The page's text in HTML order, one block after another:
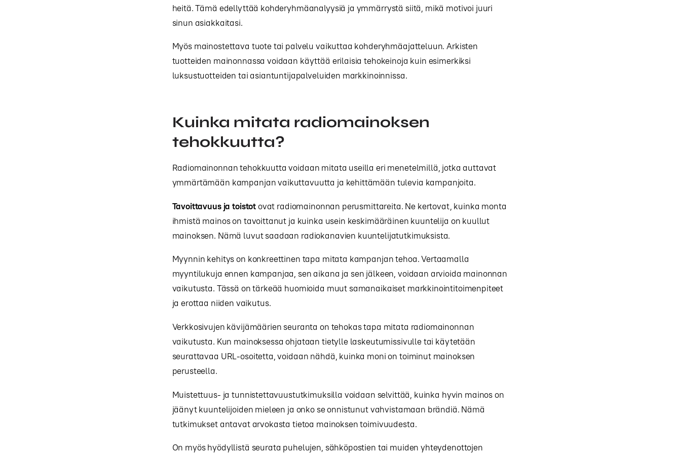
heitä. Tämä edellyttää kohderyhmäanalyysiä ja ymmärrystä siitä, mikä motivoi juuri
sinun asiakkaitasi.
Myös mainostettava tuote tai palvelu vaikuttaa kohderyhmäajatteluun. Arkisten
tuotteiden mainonnassa voidaan käyttää erilaisia tehokeinoja kuin esimerkiksi
luksustuotteiden tai asiantuntijapalveluiden markkinoinnissa.
Kuinka mitata radiomainoksen
tehokkuutta?
Radiomainonnan tehokkuutta voidaan mitata useilla eri menetelmillä, jotka auttavat
ymmärtämään kampanjan vaikuttavuutta ja kehittämään tulevia kampanjoita.
Tavoittavuus ja toistot ovat radiomainonnan perusmittareita. Ne kertovat, kuinka monta
ihmistä mainos on tavoittanut ja kuinka usein keskimääräinen kuuntelija on kuullut
mainoksen. Nämä luvut saadaan radiokanavien kuuntelijatutkimuksista.
Myynnin kehitys on konkreettinen tapa mitata kampanjan tehoa. Vertaamalla
myyntilukuja ennen kampanjaa, sen aikana ja sen jälkeen, voidaan arvioida mainonnan
vaikutusta. Tässä on tärkeää huomioida muut samanaikaiset markkinointitoimenpiteet
ja erottaa niiden vaikutus.
Verkkosivujen kävijämäärien seuranta on tehokas tapa mitata radiomainonnan
vaikutusta. Kun mainoksessa ohjataan tietylle laskeutumissivulle tai käytetään
seurattavaa URL-osoitetta, voidaan nähdä, kuinka moni on toiminut mainoksen
perusteella.
Muistettuus- ja tunnistettavuustutkimuksilla voidaan selvittää, kuinka hyvin mainos on
jäänyt kuuntelijoiden mieleen ja onko se onnistunut vahvistamaan brändiä. Nämä
tutkimukset antavat arvokasta tietoa mainoksen toimivuudesta.
On myös hyödyllistä seurata puhelujen, sähköpostien tai muiden yhteydenottojen